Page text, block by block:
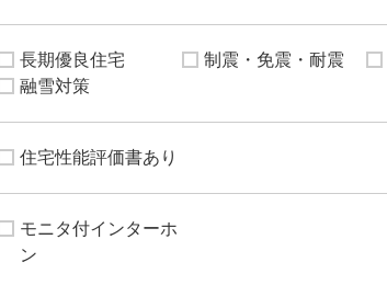
長期優良住宅 制震・免震・耐震
融雪対策
住宅性能評価書あり
モニタ付インターホ
ン